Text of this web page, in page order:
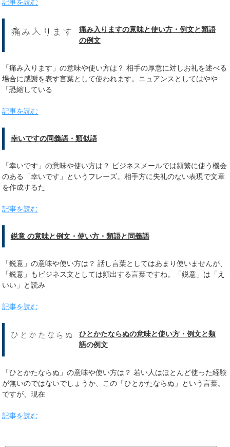
記事を読む
痛み入りますの意味と使い方・例文と類語
の例文
「痛み入ります」の意味や使い方は？ 相手の厚意に対しお礼を述べる
場合に感謝を表す言葉として使われます。ニュアンスとしてはやや
「恐縮している
記事を読む
幸いですの同義語・類似語
「幸いです」の意味や使い方は？ ビジネスメールでは頻繁に使う機会
のある「幸いです」というフレーズ。相手方に失礼のない表現で文章
を作成するた
記事を読む
鋭意 の意味と例文・使い方・類語と同義語
「鋭意」の意味や使い方は？ 話し言葉としてはあまり使いませんが、
「鋭意」もビジネス文としては頻出する言葉ですね。「鋭意」は「え
いい」と読み
記事を読む
ひとかたならぬの意味と使い方・例文と類
語の例文
「ひとかたならぬ」の意味や使い方は？ 若い人はほとんど使った経験
が無いのではないでしょうか、この「ひとかたならぬ」という言葉。
ですが、現在
記事を読む